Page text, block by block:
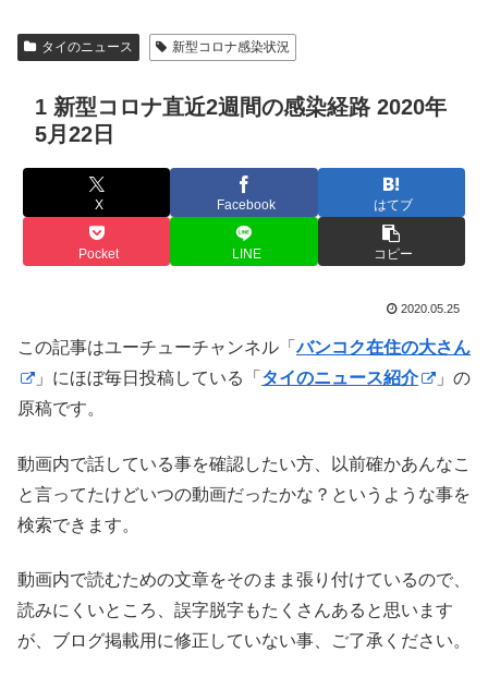
タイのニュース 新型コロナ感染状況
1 新型コロナ直近2週間の感染経路 2020年
5月22日
X Facebook はてブ
Pocket LINE コピー
2020.05.25
この記事はユーチューチャンネル「バンコク在住の大さん
」にほぼ毎日投稿している「 タイのニュース紹介
」の
原稿です。
動画内で話している事を確認したい方、以前確かあんなこ
と言ってたけどいつの動画だったかな？というような事を
検索できます。
動画内で読むための文章をそのまま張り付けているので、
読みにくいところ、誤字脱字もたくさんあると思います
が、ブログ掲載用に修正していない事、ご了承ください。